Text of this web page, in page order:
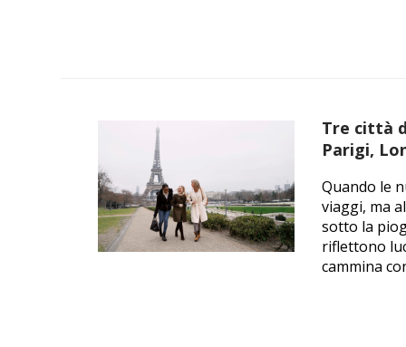
Tre città
Parigi,
Quando le
viaggi, ma
sotto la
riflettono
cammina